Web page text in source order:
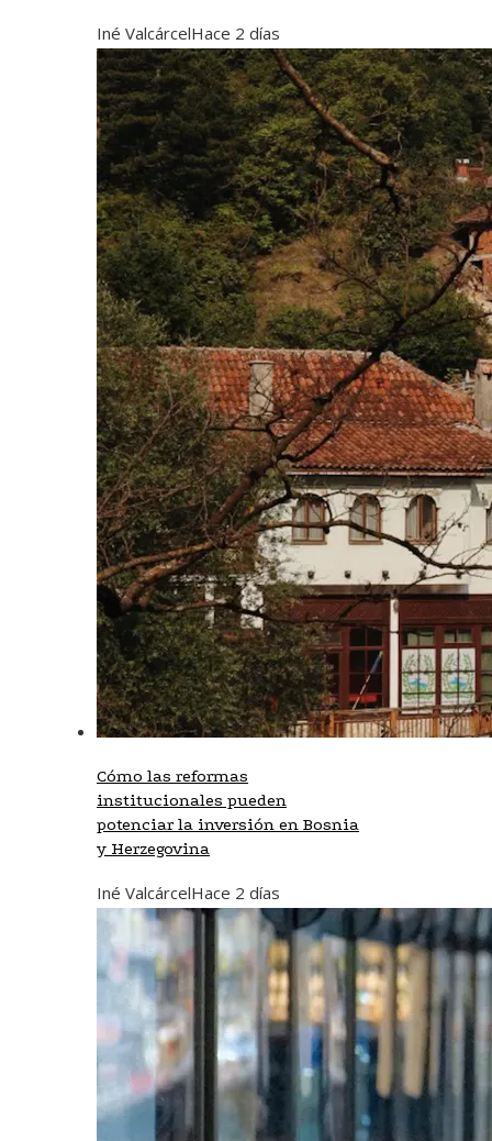
Iné ValcárcelHace 2 días
Cómo las reformas
institucionales pueden
potenciar la inversión en Bosnia
y Herzegovina
Iné ValcárcelHace 2 días